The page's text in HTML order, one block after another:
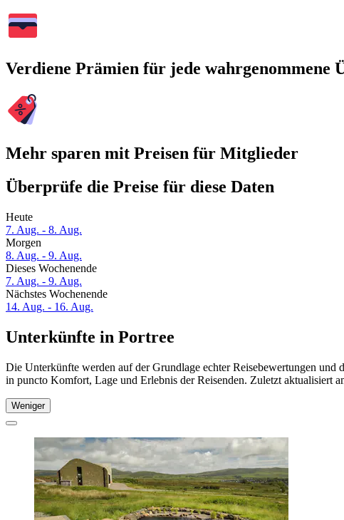
Verdiene Prämien für jede wahrgenommene
Mehr sparen mit Preisen für Mitglieder
Überprüfe die Preise für diese Daten
Heute
7. Aug. - 8. Aug.
Morgen
8. Aug. - 9. Aug.
Dieses Wochenende
7. Aug. - 9. Aug.
Nächstes Wochenende
14. Aug. - 16. Aug.
Unterkünfte in Portree
Die Unterkünfte werden auf der Grundlage echter Reisebewertungen und
in puncto Komfort, Lage und Erlebnis der Reisenden. Zuletzt aktualisiert
Weniger